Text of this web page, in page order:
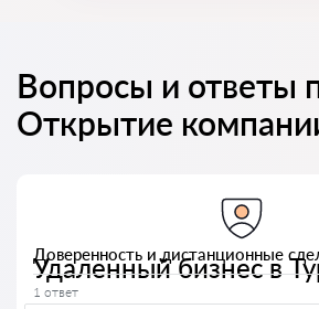
Вопросы и ответы
Открытие
Доверенность и дистанционные
Удаленный бизнес в
1 ответ